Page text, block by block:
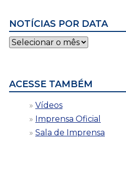
NOTÍCIAS POR DATA
Notícias
por
ACESSE TAMBÉM
Vídeos
Imprensa Oficial
Sala de Imprensa